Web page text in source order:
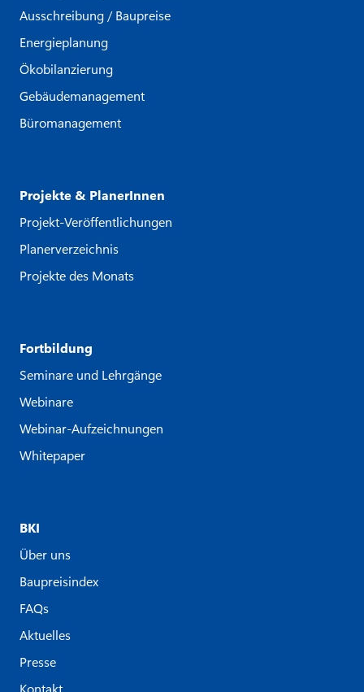
Ausschreibung / Baupreise
Energieplanung
Ökobilanzierung
Gebäudemanagement
Büromanagement
Projekte & PlanerInnen
Projekt-Veröffentlichungen
Planerverzeichnis
Projekte des Monats
Fortbildung
Seminare und Lehrgänge
Webinare
Webinar-Aufzeichnungen
Whitepaper
BKI
Über uns
Baupreisindex
FAQs
Aktuelles
Presse
Kontakt